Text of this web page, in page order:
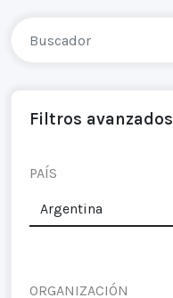
Filtros avanzados
PAÍS
ORGANIZACIÓN